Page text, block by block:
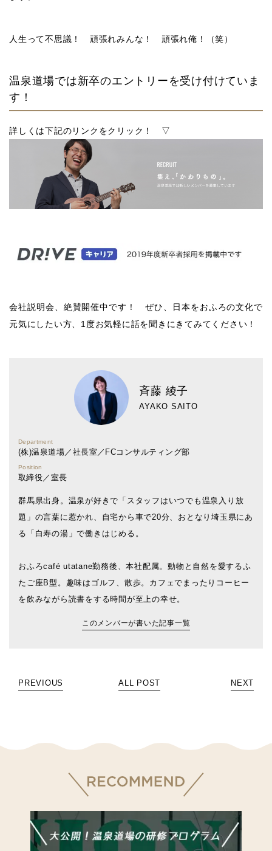
人生って不思議！ 頑張れみんな！ 頑張れ俺！（笑）
温泉道場では新卒のエントリーを受け付けていま
す！
詳しくは下記のリンクをクリック！ ▽
会社説明会、絶賛開催中です！ ぜひ、日本をおふろの文化で
元気にしたい方、1度お気軽に話を聞きにきてみてください！
斉藤 綾子
AYAKO SAITO
Department
(株)温泉道場／社長室／FCコンサルティング部
Position
取締役／室長
群馬県出身。温泉が好きで「スタッフはいつでも温泉入り放
題」の言葉に惹かれ、自宅から車で20分、おとなり埼玉県にあ
る「白寿の湯」で働きはじめる。
おふろcafé utatane勤務後、本社配属。動物と自然を愛するふ
たご座B型。趣味はゴルフ、散歩。カフェでまったりコーヒー
を飲みながら読書をする時間が至上の幸せ。
このメンバーが書いた記事一覧
PREVIOUS ALL POST NEXT